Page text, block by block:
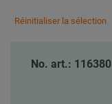
Réinitialiser la sélection
No. art.: 116380